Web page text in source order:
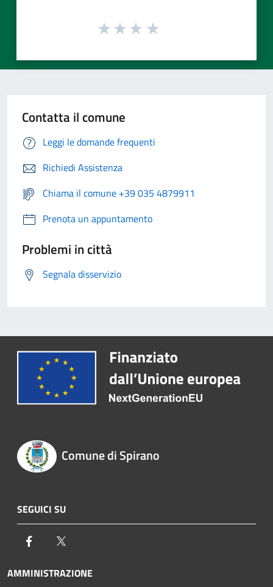
Contatta il comune
Leggi le domande frequenti
Richiedi Assistenza
Chiama il comune +39 035 4879911
Prenota un appuntamento
Problemi in città
Segnala disservizio
Comune di Spirano
SEGUICI SU
Facebook
AMMINISTRAZIONE